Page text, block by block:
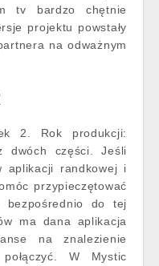
tv bardzo chętnie
projektu powstały
na odważnym
2. Rok produkcji:
dwóch części. Jeśli
aplikacji randkowej i
przypieczętować
bezpośrednio do tej
ma dana aplikacja
na znalezienie
W Mystic